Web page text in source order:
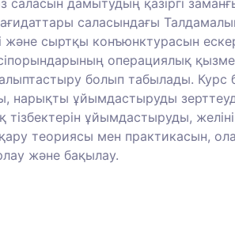
саласын дамытудың қазіргі
саласындағы
және сыртқы конъюнктурасын
операциялық
болып табылады. Курс
нарықты ұйымдастыруды
тізбектерін ұйымдастыруды,
теориясы мен практикасын,
және бақылау.